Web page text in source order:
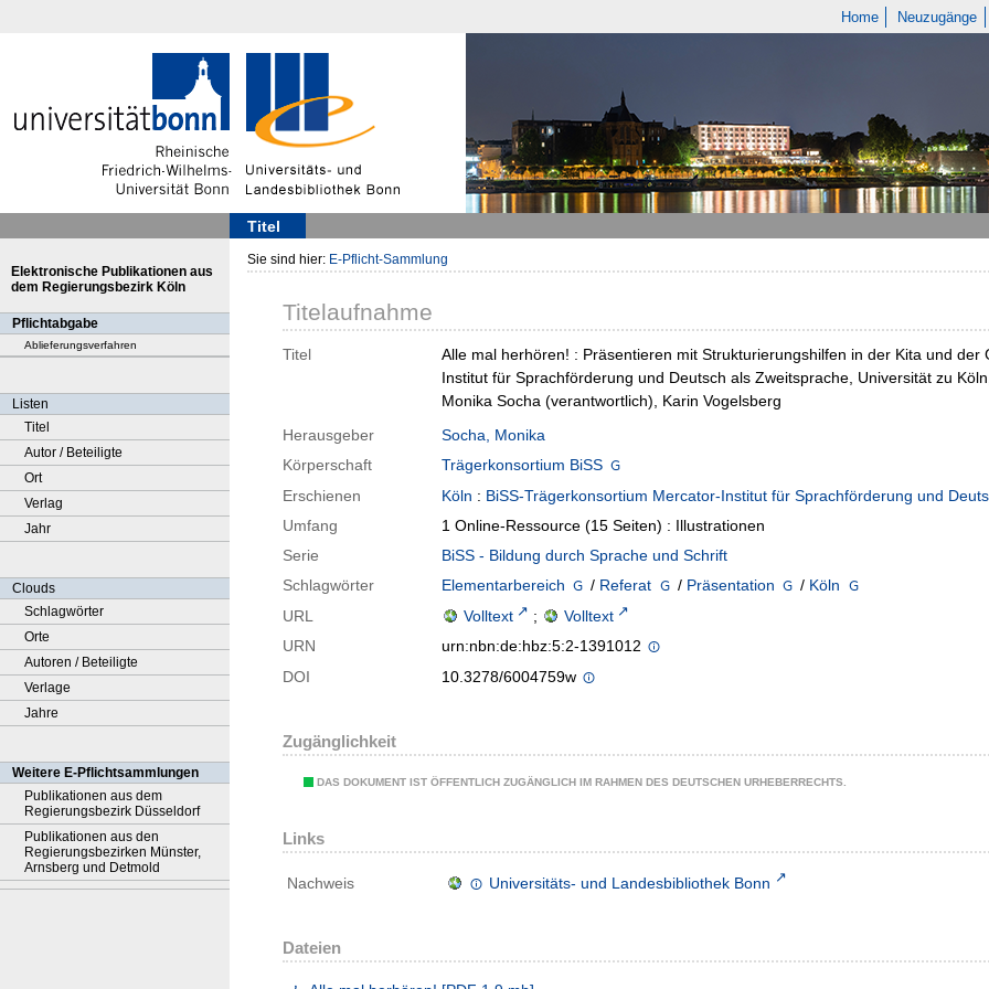
Home Neuzugänge
Titel
Elektronische Publikationen aus
dem Regierungsbezirk Köln
Pflichtabgabe
Ablieferungsverfahren
Listen
Titel
Autor / Beteiligte
Ort
Verlag
Jahr
Clouds
Schlagwörter
Orte
Autoren / Beteiligte
Verlage
Jahre
Weitere E-Pflichtsammlungen
Publikationen aus dem
Regierungsbezirk Düsseldorf
Publikationen aus den
Regierungsbezirken Münster,
Arnsberg und Detmold
Sie sind hier: E-Pflicht-Sammlung
Titelaufnahme
Titel
Alle mal herhören! : Präsentieren mit Strukturierungshilfen in der Kita und
Institut für Sprachförderung und Deutsch als Zweitsprache, Universität zu
Monika Socha (verantwortlich), Karin Vogelsberg
Herausgeber
Socha, Monika
Körperschaft
Trägerkonsortium BiSS
Erschienen
Köln : BiSS-Trägerkonsortium Mercator-Institut für Sprachförderung und
Umfang
1 Online-Ressource (15 Seiten) : Illustrationen
Serie
BiSS - Bildung durch Sprache und Schrift
Schlagwörter
Elementarbereich / Referat / Präsentation / Köln
URL
Volltext ;
Volltext
URN
urn:nbn:de:hbz:5:2-1391012
DOI
10.3278/6004759w
Zugänglichkeit
DAS DOKUMENT IST ÖFFENTLICH ZUGÄNGLICH IM RAHMEN DES DEUTSCHEN URHEBERRECHTS.
Links
Nachweis Universitäts- und Landesbibliothek Bonn
Dateien